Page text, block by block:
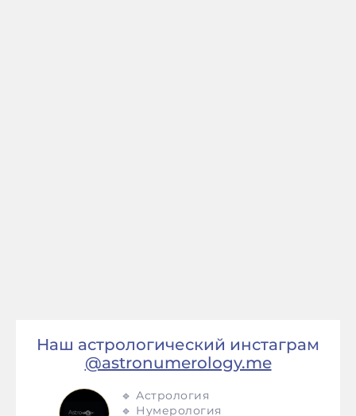
Наш астрологический инстаграм
@astronumerology.me
🔹 Астрология
🔹 Нумерология